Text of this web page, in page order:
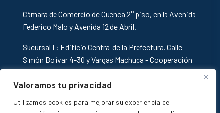
Valoramos tu privacidad
Utilizamos cookies para mejorar su experiencia de
Cámara de Comercio de Cuenca 2° piso, en la Avenida
Federico Malo y Avenida 12 de Abril.
Sucursal II: Edificio Central de la Prefectura. Calle
Simón Bolívar 4-30 y Vargas Machuca - Cooperación
Sucursal Ibarra